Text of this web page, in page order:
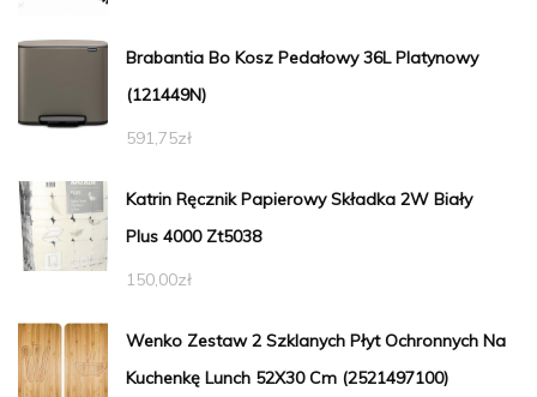
Brabantia Bo Kosz Pedałowy 36L Platynowy
(121449N)
591,75zł
Katrin Ręcznik Papierowy Składka 2W Biały
Plus 4000 Zt5038
150,00zł
Wenko Zestaw 2 Szklanych Płyt Ochronnych Na
Kuchenkę Lunch 52X30 Cm (2521497100)